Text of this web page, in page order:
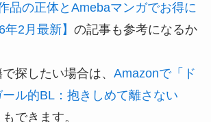
品の正体とAmebaマンガでお得に
2月最新】 の記事も参考になるか
探したい場合は、 Amazonで「ド
ル的BL：抱きしめて離さない
できます。